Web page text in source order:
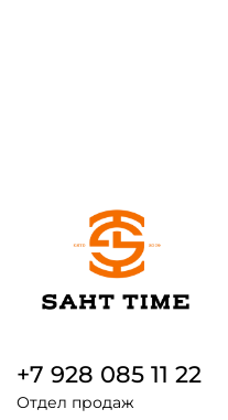
+7 928 085 11 22
Отдел продаж